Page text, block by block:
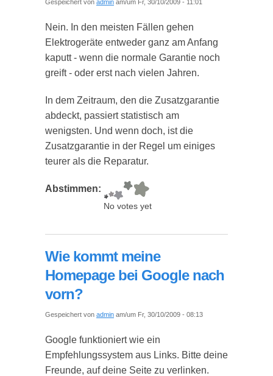
Gespeichert von admin am/um Fr, 30/10/2009 - 11:01
Nein. In den meisten Fällen gehen
Elektrogeräte entweder ganz am Anfang
kaputt - wenn die normale Garantie noch
greift - oder erst nach vielen Jahren.
In dem Zeitraum, den die Zusatzgarantie
abdeckt, passiert statistisch am
wenigsten. Und wenn doch, ist die
Zusatzgarantie in der Regel um einiges
teurer als die Reparatur.
Abstimmen:
No votes yet
Wie kommt meine
Homepage bei Google nach
vorn?
Gespeichert von admin am/um Fr, 30/10/2009 - 08:13
Google funktioniert wie ein
Empfehlungssystem aus Links. Bitte deine
Freunde, auf deine Seite zu verlinken.